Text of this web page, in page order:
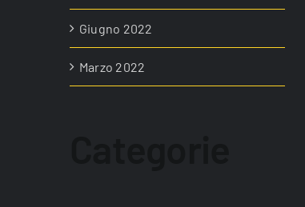
Giugno 2022
Marzo 2022